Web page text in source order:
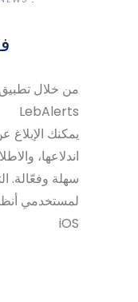
من خلال تطبيق
LebAlerts
يمكنك الإبلاغ
اندلاعها،
سهلة وفعّالة.
لمستخدمي
iOS